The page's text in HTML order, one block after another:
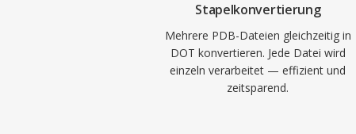
Stapelkonvertierung
Mehrere PDB-Dateien gleichzeitig in
DOT konvertieren. Jede Datei wird
einzeln verarbeitet — effizient und
zeitsparend.